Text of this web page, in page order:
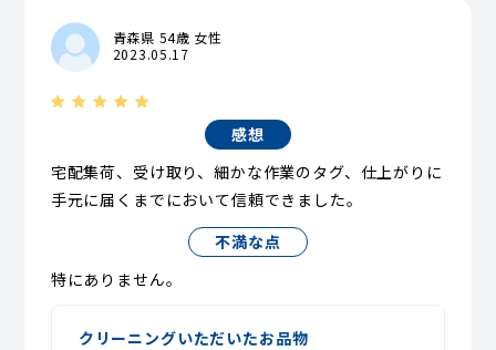
青森県 54歳 女性
2023.05.17
感想
宅配集荷、受け取り、細かな作業のタグ、仕上がりに
手元に届くまでにおいて信頼できました。
不満な点
特にありません。
クリーニングいただいたお品物